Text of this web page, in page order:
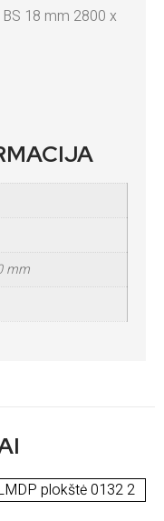
18 mm 2800 x
mm